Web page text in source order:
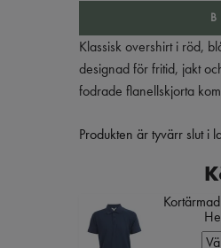
Klassisk overshirt i röd,
designad för fritid, jakt
fodrade flanellskjorta
Produkten är tyvärr slut i